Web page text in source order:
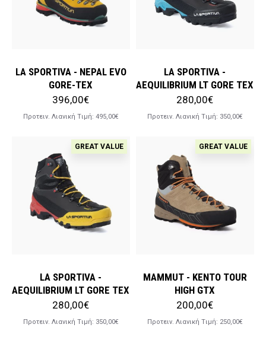
LA SPORTIVA - NEPAL EVO
GORE-TEX
396,00€
Προτειν. Λιανική Tιμή: 495,00€
LA SPORTIVA -
AEQUILIBRIUM LT GORE TEX
280,00€
Προτειν. Λιανική Tιμή: 350,00€
GREAT VALUE
LA SPORTIVA -
AEQUILIBRIUM LT GORE TEX
280,00€
Προτειν. Λιανική Tιμή: 350,00€
GREAT VALUE
MAMMUT - KENTO TOUR
HIGH GTX
200,00€
Προτειν. Λιανική Tιμή: 250,00€